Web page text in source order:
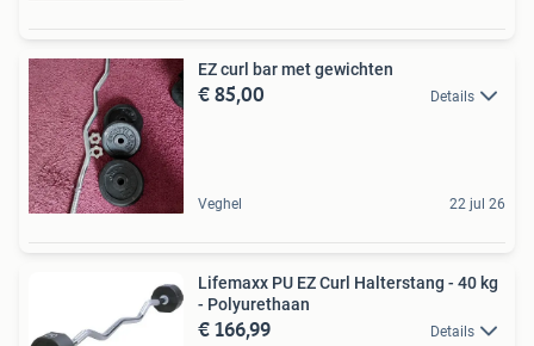
EZ curl bar met gewichten
€ 85,00 Details
Veghel 22 jul 26
Lifemaxx PU EZ Curl Halterstang - 40 kg
- Polyurethaan
€ 166,99 Details